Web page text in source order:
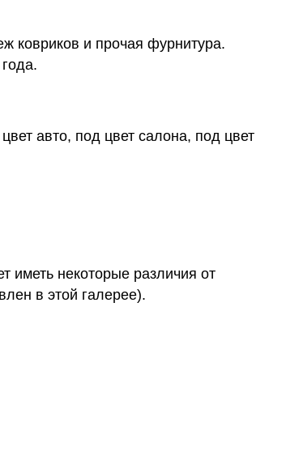
ковриков и прочая фурнитура.
авто, под цвет салона, под цвет
иметь некоторые различия от
в этой галерее).